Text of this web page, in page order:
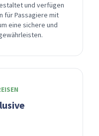
und verfügen
für Passagiere mit
eine sichere und